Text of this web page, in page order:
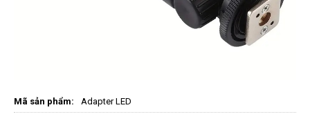
Mã sản phẩm: Adapter LED